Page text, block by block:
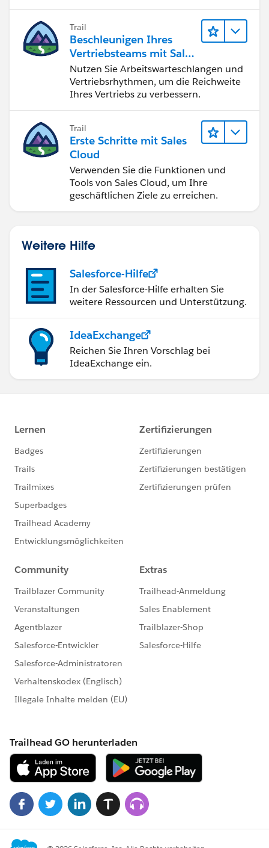
schließen Sie den Lead-zu-Cash-Zyklus
erfolgreich ab.
Trail
Beschleunigen Ihres
Vertriebsteams mit Sales
Engagement
Nutzen Sie Arbeitswarteschlangen und
Vertriebsrhythmen, um die Reichweite
Ihres Vertriebs zu verbessern.
Trail
Erste Schritte mit Sales
Cloud
Verwenden Sie die Funktionen und
Tools von Sales Cloud, um Ihre
geschäftlichen Ziele zu erreichen.
Weitere Hilfe
Salesforce-Hilfe
In der Salesforce-Hilfe erhalten Sie
weitere Ressourcen und Unterstützung.
IdeaExchange
Reichen Sie Ihren Vorschlag bei
IdeaExchange ein.